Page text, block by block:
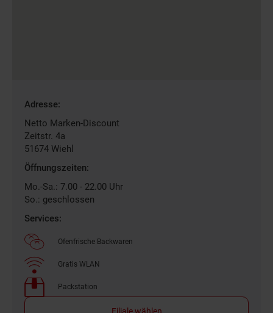
Gefundene
Filiale
Adresse:
Netto Marken-Discount
Zeitstr. 4a
51674 Wiehl
Öffnungszeiten:
Mo.-Sa.: 7.00 - 22.00 Uhr
So.: geschlossen
Services:
Ofenfrische Backwaren
Gratis WLAN
Packstation